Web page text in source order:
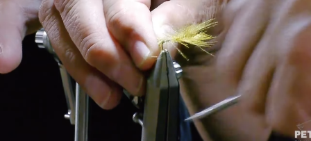
Vidéos
MP-Books